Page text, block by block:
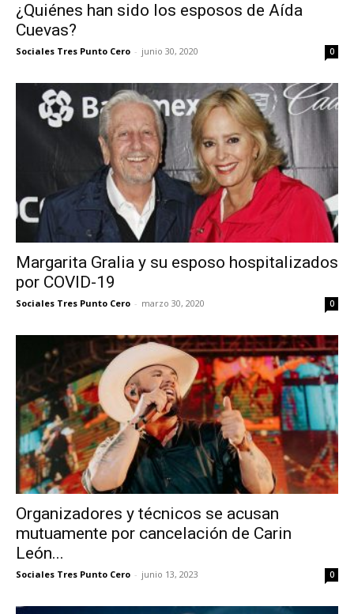
¿Quiénes han sido los esposos de Aída
Cuevas?
Sociales Tres Punto Cero - junio 30, 2020 0
Margarita Gralia y su esposo hospitalizados
por COVID-19
Sociales Tres Punto Cero - marzo 30, 2020 0
Organizadores y técnicos se acusan
mutuamente por cancelación de Carin
León...
Sociales Tres Punto Cero - junio 13, 2023 0